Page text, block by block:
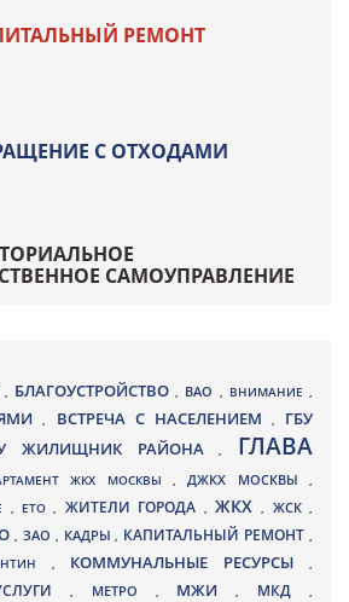
РЕМОНТ
С ОТХОДАМИ
САМОУПРАВЛЕНИЕ
, БЛАГОУСТРОЙСТВО , ВАО , ВНИМАНИЕ ,
, ВСТРЕЧА С НАСЕЛЕНИЕМ , ГБУ
ЖИЛИЩНИК РАЙОНА, ГЛАВА
ЖКХ МОСКВЫ ,ДЖКХ МОСКВЫ ,
, ЕТО, ЖИТЕЛИ ГОРОДА , ЖКХ, ЖСК,
, ЗАО , КАДРЫ, КАПИТАЛЬНЫЙ РЕМОНТ ,
, КОММУНАЛЬНЫЕ РЕСУРСЫ,
, МЕТРО , МЖИ, МКД ,